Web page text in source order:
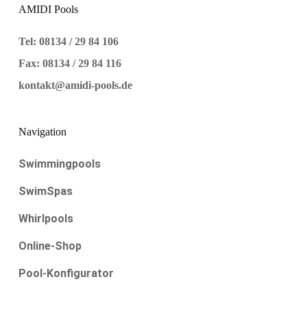
AMIDI Pools
Tel: 08134 / 29 84 106
Fax: 08134 / 29 84 116
kontakt@amidi-pools.de
Navigation
Swimmingpools
SwimSpas
Whirlpools
Online-Shop
Pool-Konfigurator